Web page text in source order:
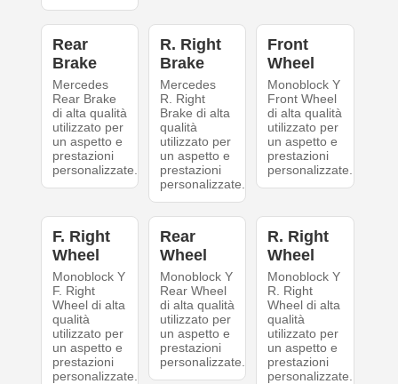
Rear
Brake
Mercedes
Rear Brake
di alta qualità
utilizzato per
un aspetto e
prestazioni
personalizzate.
R. Right
Brake
Mercedes
R. Right
Brake di alta
qualità
utilizzato per
un aspetto e
prestazioni
personalizzate.
Front
Wheel
Monoblock Y
Front Wheel
di alta qualità
utilizzato per
un aspetto e
prestazioni
personalizzate.
F. Right
Wheel
Monoblock Y
F. Right
Wheel di alta
qualità
utilizzato per
un aspetto e
prestazioni
personalizzate.
Rear
Wheel
Monoblock Y
Rear Wheel
di alta qualità
utilizzato per
un aspetto e
prestazioni
personalizzate.
R. Right
Wheel
Monoblock Y
R. Right
Wheel di alta
qualità
utilizzato per
un aspetto e
prestazioni
personalizzate.